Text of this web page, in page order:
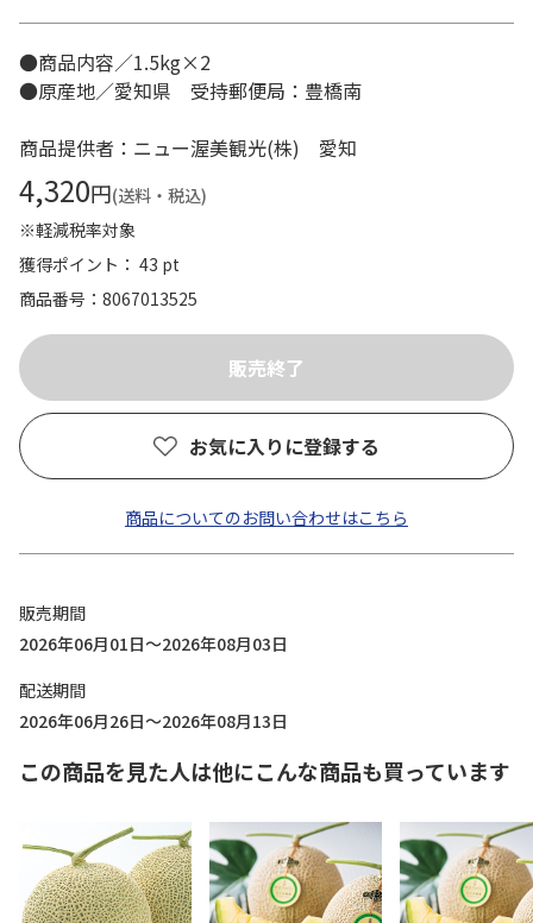
●商品内容／1.5kg×2
●原産地／愛知県 受持郵便局：豊橋南
商品提供者：ニュー渥美観光(株) 愛知
4,320円(送料・税込)
※軽減税率対象
獲得ポイント： 43 pt
商品番号
8067013525
お気に入りに登録する
商品についてのお問い合わせはこちら
販売期間
2026年06月01日～2026年08月03日
配送期間
2026年06月26日～2026年08月13日
この商品を見た人は他にこんな商品も買っています